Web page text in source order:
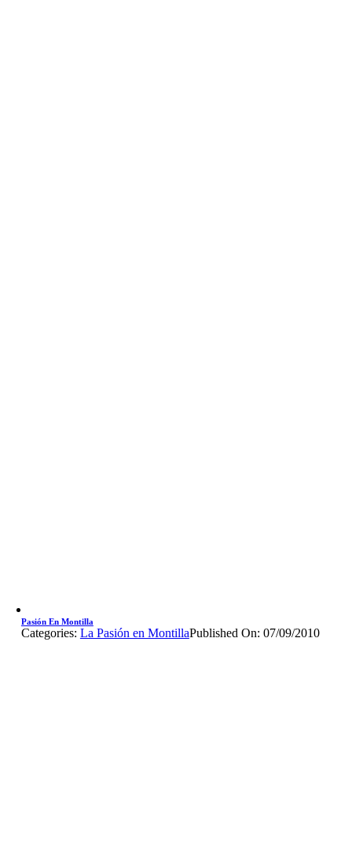
Pasión En Montilla
Categories: La Pasión en MontillaPublished On: 07/09/2010